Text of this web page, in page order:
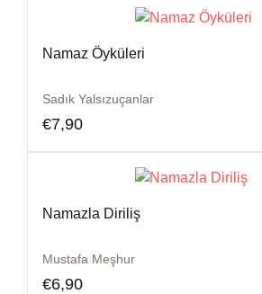
Namaz Öyküleri
Sadık Yalsızuçanlar
€7,90
Namazla Diriliş
Mustafa Meşhur
€6,90